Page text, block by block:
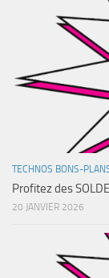
TECHNOS BONS-
Profitez des
20 JANVIER 2026